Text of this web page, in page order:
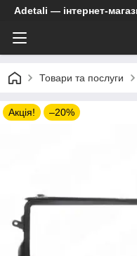
Adetali — інтернет-
Товари та послуги
Акція! –20%